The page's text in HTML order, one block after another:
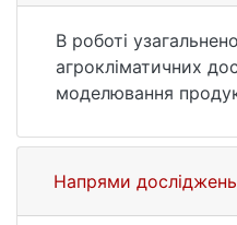
4 (дата звернення:
В роботі
агрокліматичних
моделювання
використання
Напрями досліджень